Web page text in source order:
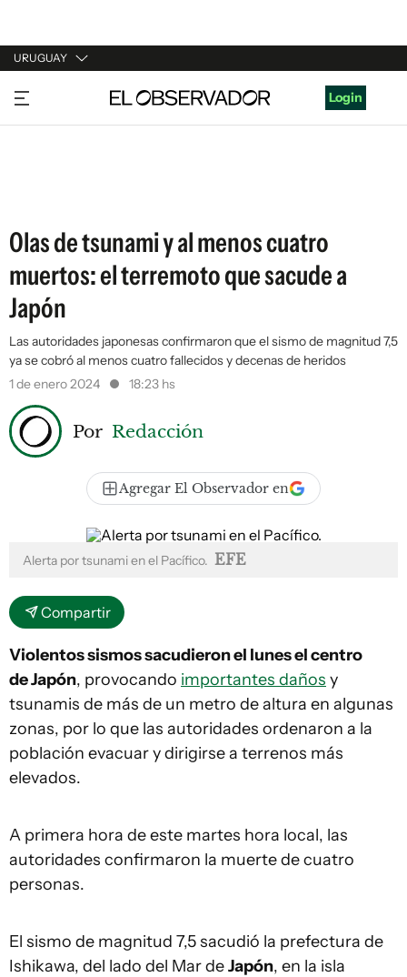
URUGUAY
URUGUAY
ARGENTINA
Login
Olas de tsunami y al menos cuatro
muertos: el terremoto que sacude a
Japón
Las autoridades japonesas confirmaron que el sismo de magnitud 7,5
ya se cobró al menos cuatro fallecidos y decenas de heridos
1 de enero 2024
18:23 hs
Por Redacción
Agregar El Observador en
Alerta por tsunami en el Pacífico. EFE
Compartir
Violentos sismos sacudieron el lunes el centro
de Japón, provocando importantes daños y
tsunamis de más de un metro de altura en algunas
zonas, por lo que las autoridades ordenaron a la
población evacuar y dirigirse a terrenos más
elevados.
A primera hora de este martes hora local, las
autoridades confirmaron la muerte de cuatro
personas.
El sismo de magnitud 7,5 sacudió la prefectura de
Ishikawa, del lado del Mar deJapón, en la isla